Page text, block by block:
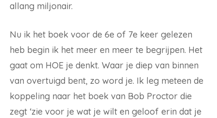
allang miljonair.
Nu ik het boek voor de 6e of 7e keer gelezen
heb begin ik het meer en meer te begrijpen. Het
gaat om HOE je denkt. Waar je diep van binnen
van overtuigd bent, zo word je. Ik leg meteen de
koppeling naar het boek van Bob Proctor die
zegt ‘zie voor je wat je wilt en geloof erin dat je